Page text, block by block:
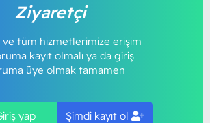
Ziyaretçi
tüm hizmetlerimize erişim
kayıt olmalı ya da giriş
üye olmak tamamen
yap Şimdi kayıt ol